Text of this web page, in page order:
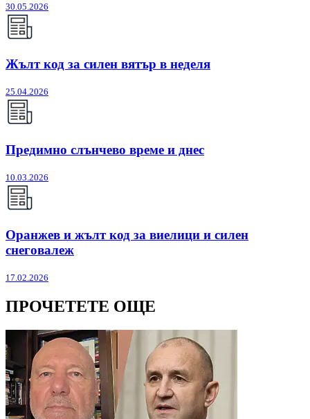
30.05.2026
Жълт код за силен вятър в неделя
25.04.2026
Предимно слънчево време и днес
10.03.2026
Оранжев и жълт код за виелици и силен
снеговалеж
17.02.2026
ПРОЧЕТЕТЕ ОЩЕ